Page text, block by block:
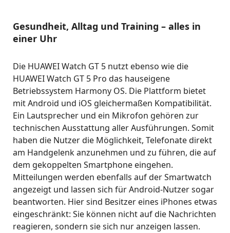
Gesundheit, Alltag und Training – alles in
einer Uhr
Die HUAWEI Watch GT 5 nutzt ebenso wie die
HUAWEI Watch GT 5 Pro das hauseigene
Betriebssystem Harmony OS. Die Plattform bietet
mit Android und iOS gleichermaßen Kompatibilität.
Ein Lautsprecher und ein Mikrofon gehören zur
technischen Ausstattung aller Ausführungen. Somit
haben die Nutzer die Möglichkeit, Telefonate direkt
am Handgelenk anzunehmen und zu führen, die auf
dem gekoppelten Smartphone eingehen.
Mitteilungen werden ebenfalls auf der Smartwatch
angezeigt und lassen sich für Android-Nutzer sogar
beantworten. Hier sind Besitzer eines iPhones etwas
eingeschränkt: Sie können nicht auf die Nachrichten
reagieren, sondern sie sich nur anzeigen lassen.